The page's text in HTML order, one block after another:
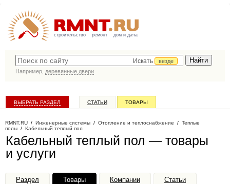
строительство ремонт дом и дача
Искать
везде
Например, деревянные двери
ВЫБРАТЬ РАЗДЕЛ СТАТЬИ ТОВАРЫ
RMNT.RU / Инженерные системы / Отопление и теплоснабжение / Теплые
полы / Кабельный теплый пол
Кабельный теплый пол — товары
и услуги
Раздел Товары Компании Статьи